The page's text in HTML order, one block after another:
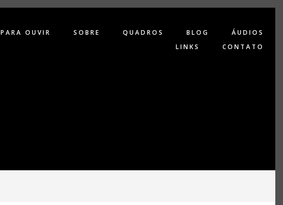
PARA OUVIR SOBRE QUADROS BLOG
ÁUDIOS
LINKS
CONTATO